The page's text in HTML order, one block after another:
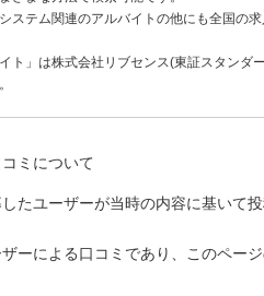
ステム関連のアルバイトの他にも全国の
イト」は株式会社リブセンス(東証スタン
ミについて
たユーザーが当時の内容に基いて
ーによる口コミであり、このペー